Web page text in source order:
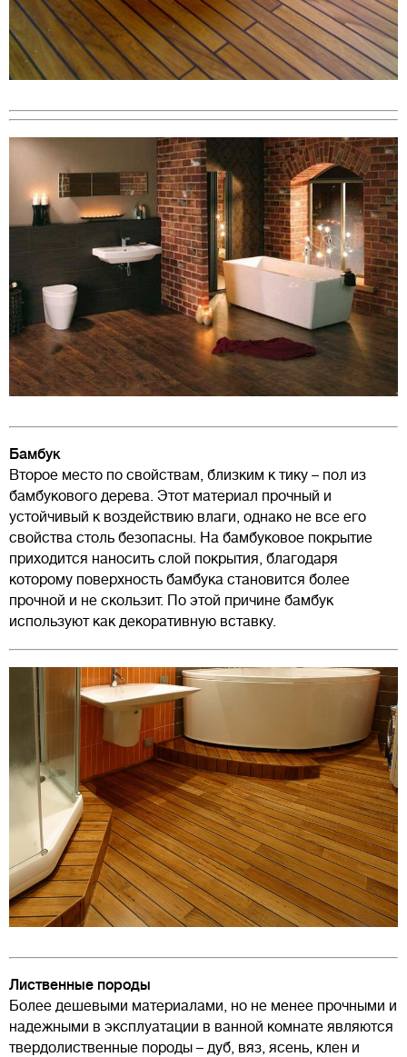
Бамбук
Второе место по свойствам, близким к тику – пол из
бамбукового дерева. Этот материал прочный и
устойчивый к воздействию влаги, однако не все его
свойства столь безопасны. На бамбуковое покрытие
приходится наносить слой покрытия, благодаря
которому поверхность бамбука становится более
прочной и не скользит. По этой причине бамбук
используют как декоративную вставку.
Лиственные породы
Более дешевыми материалами, но не менее прочными и
надежными в эксплуатации в ванной комнате являются
твердолиственные породы – дуб, вяз, ясень, клен и